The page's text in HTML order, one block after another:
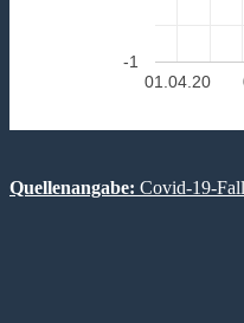
01.04.20
-1
Quellenangabe: Covid-19-